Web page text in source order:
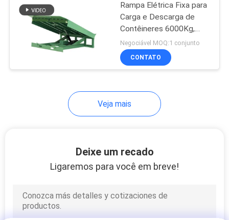
Empilhadeira
Portátil
4
Sem Óleo
Rampa Elétrica Fixa para
Carga e Descarga de
Contêineres 6000Kg,
Faixa de Trabalho
±300mm
Negociável MOQ:1 conjunto
CONTATO
Veja mais
Deixe um recado
Ligaremos para você em breve!